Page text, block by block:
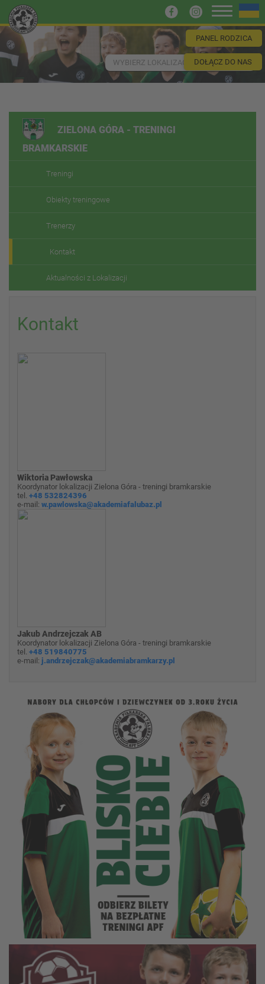
PANEL RODZICA
DOŁĄCZ DO NAS
WYBIERZ LOKALIZACJĘ
ZIELONA GÓRA - TRENINGI
BRAMKARSKIE
Treningi
Obiekty treningowe
Trenerzy
Kontakt
Aktualności z Lokalizacji
Kontakt
Wiktoria Pawłowska
Koordynator lokalizacji Zielona Góra - treningi bramkarskie
tel. +48 532824396
e-mail: w.pawlowska@akademiafalubaz.pl
Jakub Andrzejczak AB
Koordynator lokalizacji Zielona Góra - treningi bramkarskie
tel. +48 519840775
e-mail: j.andrzejczak@akademiabramkarzy.pl